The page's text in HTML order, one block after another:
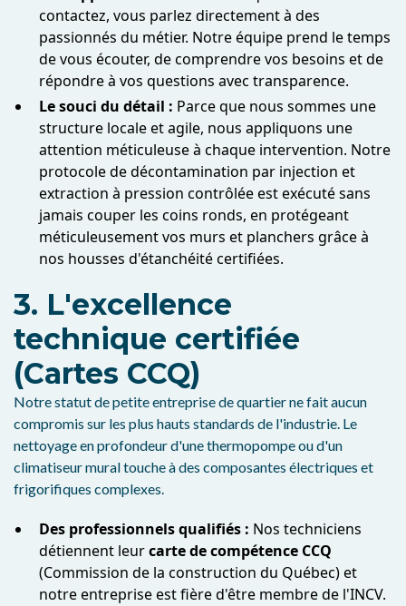
contactez, vous parlez directement à des
passionnés du métier. Notre équipe prend le temps
de vous écouter, de comprendre vos besoins et de
répondre à vos questions avec transparence.
Le souci du détail : Parce que nous sommes une
structure locale et agile, nous appliquons une
attention méticuleuse à chaque intervention. Notre
protocole de décontamination par injection et
extraction à pression contrôlée est exécuté sans
jamais couper les coins ronds, en protégeant
méticuleusement vos murs et planchers grâce à
nos housses d'étanchéité certifiées.
3. L'excellence
technique certifiée
(Cartes CCQ)
Notre statut de petite entreprise de quartier ne fait aucun
compromis sur les plus hauts standards de l'industrie. Le
nettoyage en profondeur d'une thermopompe ou d'un
climatiseur mural touche à des composantes électriques et
frigorifiques complexes.
Des professionnels qualifiés : Nos techniciens
détiennent leurcarte de compétence CCQ
(Commission de la construction du Québec) et
notre entreprise est fière d'être membre de l'INCV.